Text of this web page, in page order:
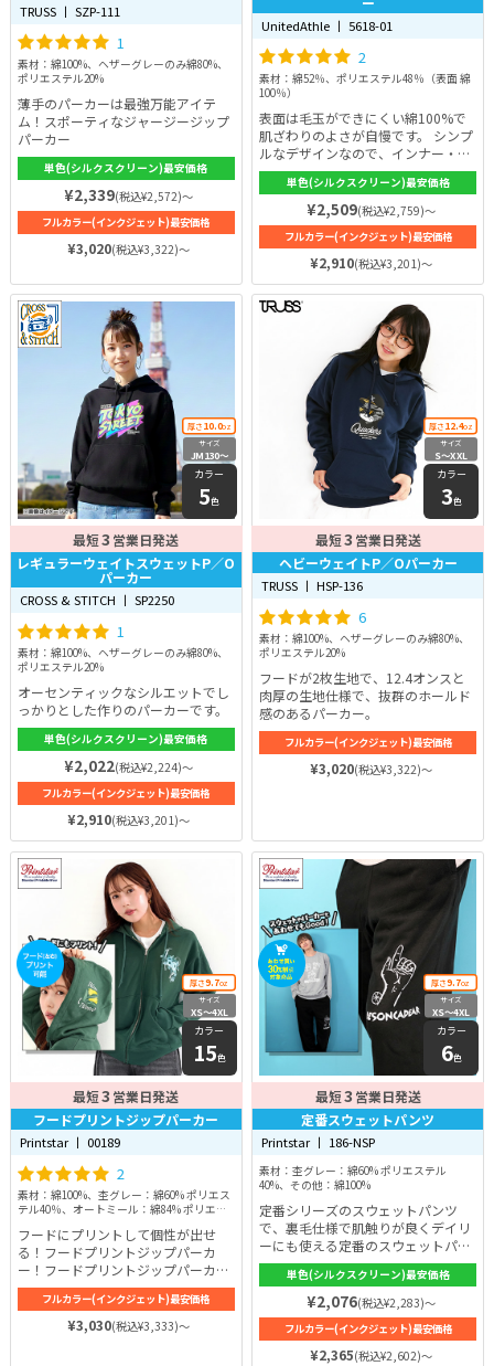
TRUSS 丨 SZP-111
1
素材：綿100%、ヘザーグレーのみ綿80%、
ポリエステル20%
薄手のパーカーは最強万能アイテ
ム！スポーティなジャージージップ
パーカー
単色(シルクスクリーン)最安価格
¥2,339(税込¥2,572)～
フルカラー(インクジェット)最安価格
¥3,020(税込¥3,322)～
UnitedAthle 丨 5618-01
2
素材：綿52％、ポリエステル48％（表面 綿
100％）
表面は毛玉ができにくい綿100%で
肌ざわりのよさが自慢です。 シンプ
ルなデザインなので、インナー・ア
ウターと遊ぶ普段着や、リラックス
できる部屋着としてなど、多シーン
で着こなせます。
単色(シルクスクリーン)最安価格
¥2,509(税込¥2,759)～
フルカラー(インクジェット)最安価格
¥2,910(税込¥3,201)～
厚さ10.0oz
サイズ
JM130〜
XXL
カラー
5色
最短3 営業日発送
レギュラーウェイトスウェットP／O
パーカー
CROSS & STITCH 丨 SP2250
1
素材：綿100%、ヘザーグレーのみ綿80%、
ポリエステル20%
オーセンティックなシルエットでし
っかりとした作りのパーカーです。
単色(シルクスクリーン)最安価格
¥2,022(税込¥2,224)～
フルカラー(インクジェット)最安価格
¥2,910(税込¥3,201)～
厚さ12.4oz
サイズ
S〜XXL
カラー
3色
最短3 営業日発送
ヘビーウェイトP／Oパーカー
TRUSS 丨 HSP-136
6
素材：綿100%、ヘザーグレーのみ綿80%、
ポリエステル20%
フードが2枚生地で、12.4オンスと
肉厚の生地仕様で、抜群のホールド
感のあるパーカー。
フルカラー(インクジェット)最安価格
¥3,020(税込¥3,322)～
厚さ9.7oz
サイズ
XS〜4XL
カラー
15色
最短3 営業日発送
フードプリントジップパーカー
Printstar 丨 00189
2
素材：綿100%、杢グレー：綿60% ポリエス
テル40％、オートミール：綿84% ポリエス
フードにプリントして個性が出せ
る！フードプリントジップパーカ
ー！フードプリントジップパーカー
の厚さは9.7ozと肉厚でしっかりと
した着心地を演出。それでいて厚す
ぎることはないため暖かくなる春先
は軽やかに、寒くなったら上着とし
フルカラー(インクジェット)最安価格
¥3,030(税込¥3,333)～
厚さ9.7oz
サイズ
XS〜4XL
カラー
6色
最短3 営業日発送
定番スウェットパンツ
Printstar 丨 186-NSP
素材：杢グレー：綿60% ポリエステル
40%、その他：綿100%
定番シリーズのスウェットパンツ
で、裏毛仕様で肌触りが良くデイリ
ーにも使える定番のスウェットパン
ツです。
単色(シルクスクリーン)最安価格
¥2,076(税込¥2,283)～
フルカラー(インクジェット)最安価格
¥2,365(税込¥2,602)～